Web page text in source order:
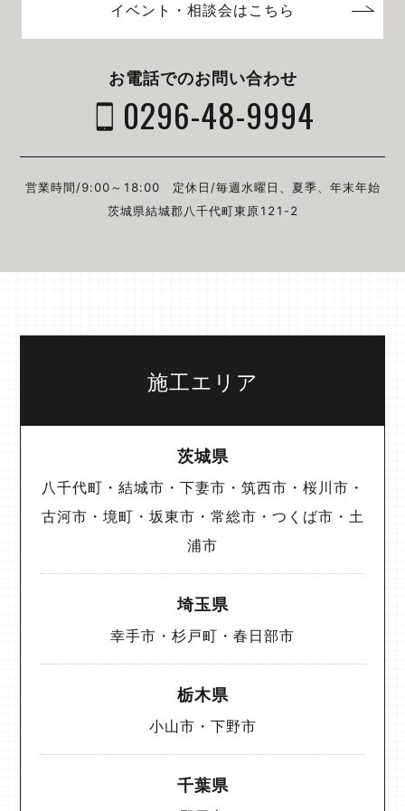
イベント・相談会はこちら
お電話でのお問い合わせ
0296-48-9994
営業時間/9:00～18:00 定休日/毎週⽔曜⽇、夏季、年末年始
茨城県結城郡⼋千代町東原121-2
施工エリア
茨城県
八千代町・結城市・下妻市・筑西市・桜川市・
古河市・境町・坂東市・常総市・つくば市・土
浦市
埼玉県
幸手市・杉戸町・春日部市
栃木県
小山市・下野市
千葉県